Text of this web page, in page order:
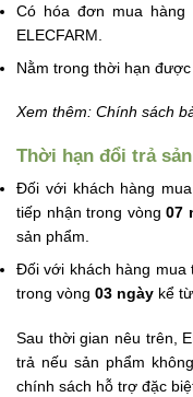
Có hóa đơn mua
ELECFARM
Nằm trong thời hạn
Xem thêm: Chính sách
Thời hạn đổi trả
Đối với khách hàng
tiếp nhận trong vòng07
sản phẩm.
Đối với khách hàng mua
trong vòng 03 ngày kể
Sau thời gian nêu trên,
trả nếu sản phẩm
chính sách hỗ trợ đặc